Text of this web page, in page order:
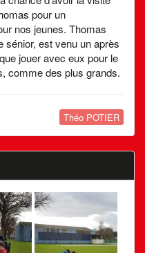
pour un
nos jeunes. Thomas
sénior, est venu un après
jouer avec eux pour le
comme des plus grands.
Théo POTIER